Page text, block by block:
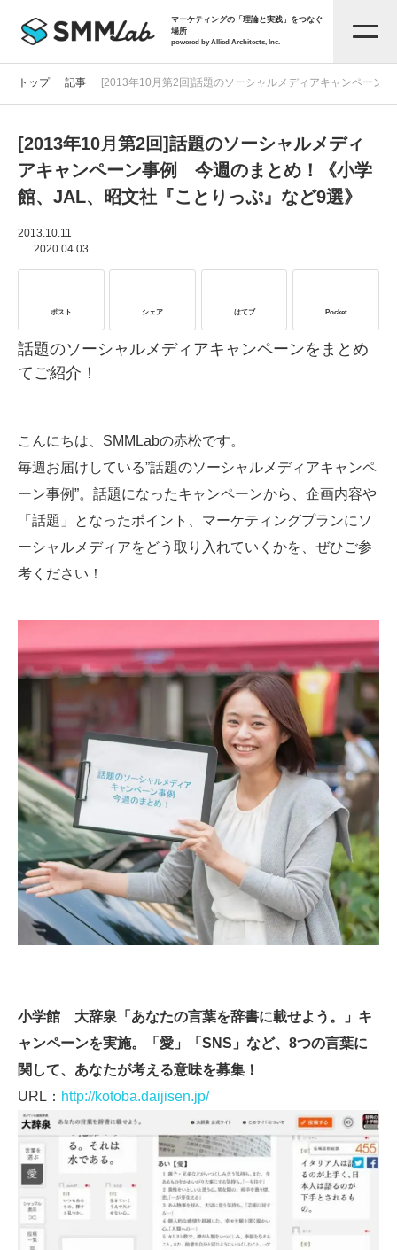
マーケティングの「理論と実践」をつなぐ
場所
powered by Allied Architects, Inc.
記事一覧
タグから探す
お役立ち資料
トップ 記事 [2013年10月第2回]話題のソーシャルメディアキャンペーン
[2013年10月第2回]話題のソーシャルメディ
アキャンペーン事例 今週のまとめ！《小学
館、JAL、昭文社『ことりっぷ』など9選》
2013.10.11
2020.04.03
ポスト シェア はてブ Pocket
話題のソーシャルメディアキャンペーンをまとめ
てご紹介！
こんにちは、SMMLabの赤松です。
毎週お届けしている”話題のソーシャルメディアキャンペ
ーン事例”。話題になったキャンペーンから、企画内容や
「話題」となったポイント、マーケティングプランにソ
ーシャルメディアをどう取り入れていくかを、ぜひご参
考ください！
小学館 大辞泉「あなたの言葉を辞書に載せよう。」キ
ャンペーンを実施。「愛」「SNS」など、8つの言葉に
関して、あなたが考える意味を募集！
URL： http://kotoba.daijisen.jp/